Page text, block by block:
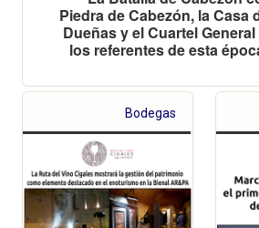
Piedra de Cabezón, la Casa
Dueñas y el Cuartel
los referentes de esta
Bodegas